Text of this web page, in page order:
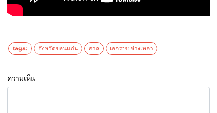
tags: จังหวัดขอนแก่น ศาล เอกราช ช่างเหลา
ความเห็น